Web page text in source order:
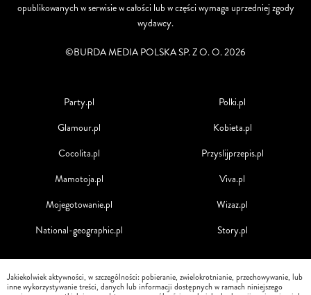
opublikowanych w serwisie w całości lub w części wymaga uprzedniej zgody
wydawcy.
©BURDA MEDIA POLSKA SP. Z O. O. 2026
Party.pl
Glamour.pl
Cocolita.pl
Mamotoja.pl
Mojegotowanie.pl
National-geographic.pl
Polki.pl
Kobieta.pl
Przyslijprzepis.pl
Viva.pl
Wizaz.pl
Story.pl
Jakiekolwiek aktywności, w szczególności: pobieranie, zwielokrotnianie, przechowywanie, lub
inne wykorzystywanie treści, danych lub informacji dostępnych w ramach niniejszego